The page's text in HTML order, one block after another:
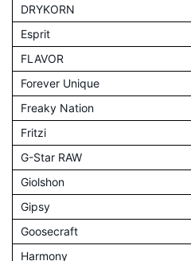
DRYKORN
Esprit
FLAVOR
Forever Unique
Freaky Nation
Fritzi
G-Star RAW
Giolshon
Gipsy
Goosecraft
Harmony